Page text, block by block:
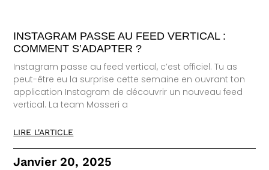
INSTAGRAM PASSE AU FEED VERTICAL :
COMMENT S’ADAPTER ?
Instagram passe au feed vertical, c’est officiel. Tu as
peut-être eu la surprise cette semaine en ouvrant ton
application Instagram de découvrir un nouveau feed
vertical. La team Mosseri a
LIRE L'ARTICLE
Janvier 20, 2025